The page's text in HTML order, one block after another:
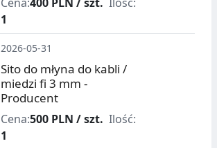
1
2026-05-31
Sito do młyna do kabli /
miedzi fi 3 mm -
Producent
Cena:500 PLN / szt. Ilość:
1